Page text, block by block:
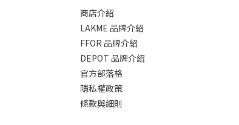
商店介紹
LAKME 品牌介紹
FFOR 品牌介紹
DEPOT 品牌介紹
官方部落格
隱私權政策
條款與細則